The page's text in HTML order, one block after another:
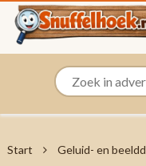
Start Geluid- en